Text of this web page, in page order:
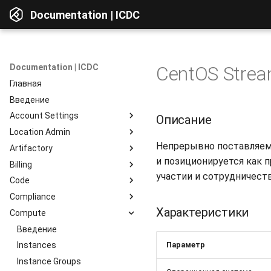
Documentation | ICDC
Documentation | ICDC
Главная
Введение
Account Settings
Введение
Account
Users
Billing
Reports
Гайды
Интеграция c Active
Directory
Location Admin
Введение
Accounts
Service Delivery
Admin Consoles
Artifactory
Введение
Веб-интерфейс
Обзор интерфейса
Просмотр компонентов
Доступ к данным
Репозитории
Репозитории
Ресурсы
Billing
Введение
Billing Settings
Payment Systems
Invoices
Reports
Code
Введение
Общие сведения
Планирование
Разработка
Тестирование
Compliance
Введение
Доступ к сервису
Профиль пользователя
Работа с сервером
Compute
Введение
Instances
Instance Groups
CentOS
Описание
Непрерывно
и позиционируется как
участии и
Характеристики
Параметр